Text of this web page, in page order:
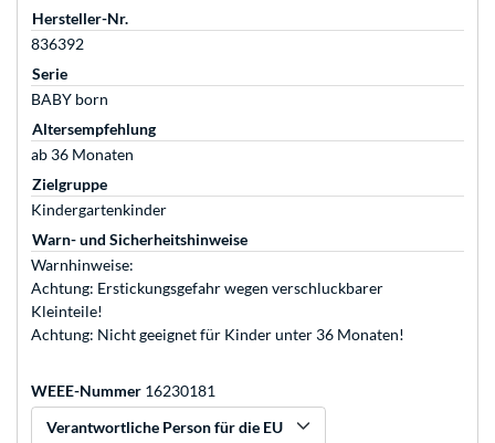
Hersteller-Nr.
836392
Serie
BABY born
Altersempfehlung
ab 36 Monaten
Zielgruppe
Kindergartenkinder
Warn- und Sicherheitshinweise
Warnhinweise:
Achtung: Erstickungsgefahr wegen verschluckbarer
Kleinteile!
Achtung: Nicht geeignet für Kinder unter 36 Monaten!
WEEE-Nummer 16230181
Verantwortliche Person für die EU